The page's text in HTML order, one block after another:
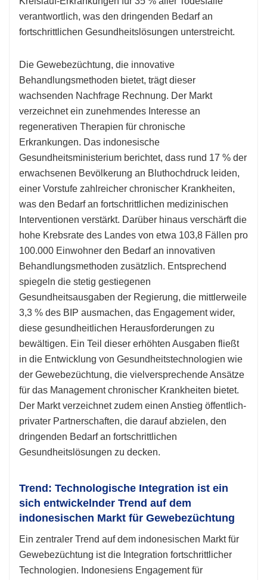
verantwortlich, was den dringenden Bedarf an
fortschrittlichen Gesundheitslösungen unterstreicht.
Die Gewebezüchtung, die innovative
Behandlungsmethoden bietet, trägt dieser
wachsenden Nachfrage Rechnung. Der Markt
verzeichnet ein zunehmendes Interesse an
regenerativen Therapien für chronische
Erkrankungen. Das indonesische
Gesundheitsministerium berichtet, dass rund 17 % der
erwachsenen Bevölkerung an Bluthochdruck leiden,
einer Vorstufe zahlreicher chronischer Krankheiten,
was den Bedarf an fortschrittlichen medizinischen
Interventionen verstärkt. Darüber hinaus verschärft die
hohe Krebsrate des Landes von etwa 103,8 Fällen pro
100.000 Einwohner den Bedarf an innovativen
Behandlungsmethoden zusätzlich. Entsprechend
spiegeln die stetig gestiegenen
Gesundheitsausgaben der Regierung, die mittlerweile
3,3 % des BIP ausmachen, das Engagement wider,
diese gesundheitlichen Herausforderungen zu
bewältigen. Ein Teil dieser erhöhten Ausgaben fließt
in die Entwicklung von Gesundheitstechnologien wie
der Gewebezüchtung, die vielversprechende Ansätze
für das Management chronischer Krankheiten bietet.
Der Markt verzeichnet zudem einen Anstieg öffentlich-
privater Partnerschaften, die darauf abzielen, den
dringenden Bedarf an fortschrittlichen
Gesundheitslösungen zu decken.
Trend: Technologische Integration ist ein
sich entwickelnder Trend auf dem
indonesischen Markt für Gewebezüchtung
Ein zentraler Trend auf dem indonesischen Markt für
Gewebezüchtung ist die Integration fortschrittlicher
Technologien. Indonesiens Engagement für